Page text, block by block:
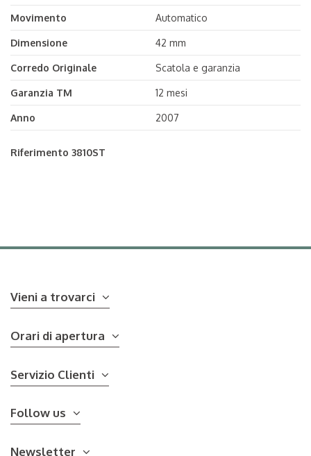
Movimento Automatico
Dimensione 42 mm
Corredo Originale Scatola e garanzia
Garanzia TM 12 mesi
Anno 2007
Riferimento 3810ST
Vieni a trovarci
Orari di apertura
Servizio Clienti
Follow us
Newsletter